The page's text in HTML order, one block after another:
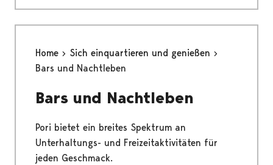
Home
Sich einquartieren und genießen
Bars und Nachtleben
Bars und Nachtleben
Pori bietet ein breites Spektrum an
Unterhaltungs- und Freizeitaktivitäten für
jeden Geschmack.